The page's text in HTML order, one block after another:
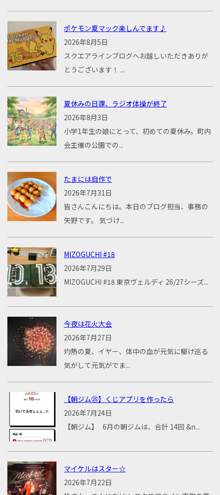
ポケモン夏マック楽しんでます♪
2026年8月5日
スクエアラインブログへお越しいただきありが
とうございます！ ...
夏休みの日課、ラジオ体操が終了
2026年8月3日
小学1年生の娘にとって、初めての夏休み。町内
会主催の公園での...
たまには自作で
2026年7月31日
皆さんこんにちは。本日のブログ担当、事務の
矢野です。 気づけ...
MIZOGUCHI #18
2026年7月29日
MIZOGUCHI #18 東京ヴェルディ 26/27シーズ...
今夜は花火大会
2026年7月27日
灼熱の夏、イヤー、体中の血が元気に駆け巡る
気がして元気がでま...
【朝ジム㉕】くじアプリを作ったら
2026年7月24日
【朝ジム】 6月の朝ジムは、合計 14回 &n...
マイケルはスター☆
2026年7月22日